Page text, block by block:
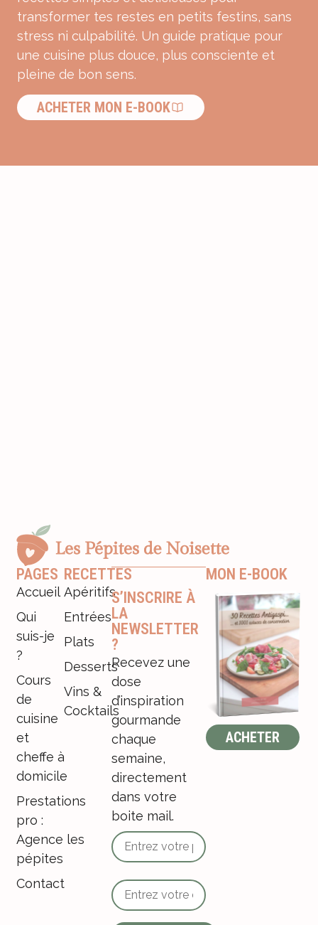
transformer tes restes en petits festins, sans
stress ni culpabilité. Un guide pratique pour
une cuisine plus douce, plus consciente et
pleine de bon sens.
ACHETER MON E-BOOK
PAGES
Accueil
Qui
suis-je
?
Cours
de
cuisine
et
cheffe à
domicile
Prestations
pro :
Agence les
pépites
Contact
RECETTES
Apéritifs
Entrées
Plats
Desserts
Vins &
Cocktails
S’INSCRIRE À
LA
NEWSLETTER
?
Recevez une
dose
d’inspiration
gourmande
chaque
semaine,
directement
dans votre
boite mail.
MON E-BOOK
ACHETER